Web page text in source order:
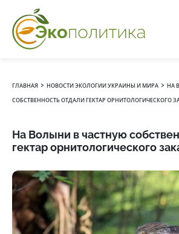
ГЛАВНАЯ › НОВОСТИ ЭКОЛОГИИ УКРАИНЫ И МИРА › НА
СОБСТВЕННОСТЬ ОТДАЛИ ГЕКТАР ОРНИТОЛОГИЧЕСКОГО
На Волыни в частную
гектар орнитологического